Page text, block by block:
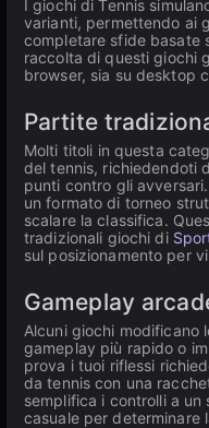
I giochi di Tennis
varianti, permettendo ai
completare sfide basate
raccolta di questi giochi
browser, sia su desktop
Partite
Molti titoli in questa
del tennis, richiedendoti
punti contro gli
un formato di torneo
scalare la classifica.
tradizionali giochi di
sul posizionamento per
Gameplay
Alcuni giochi modificano
gameplay più rapido o
prova i tuoi riflessi
da tennis con una
semplifica i controlli a
casuale per determinare